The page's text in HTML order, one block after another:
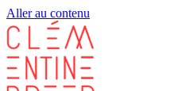
Aller au contenu